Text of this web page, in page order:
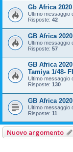
Gb Africa
Ultimo messaggio
Risposte: 42
GB Africa
Ultimo messaggio
Risposte: 57
GB Africa
Tamiya 1/48-
Ultimo messaggio
Risposte: 130
GB Africa
Ultimo messaggio
Risposte: 11
Nuovo argomento